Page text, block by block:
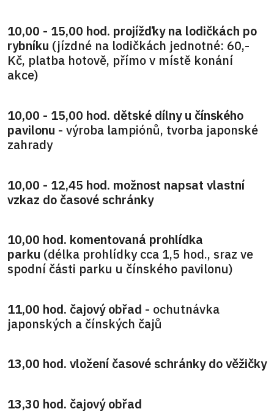
10,00 - 15,00 hod. projížďky na lodičkách po
rybníku (jízdné na lodičkách jednotné: 60,-
Kč, platba hotově, přímo v místě konání
akce)
10,00 - 15,00 hod. dětské dílny u čínského
pavilonu - výroba lampiónů, tvorba japonské
zahrady
10,00 - 12,45 hod. možnost napsat vlastní
vzkaz do časové schránky
10,00 hod. komentovaná prohlídka
parku (délka prohlídky cca 1,5 hod., sraz ve
spodní části parku u čínského pavilonu)
11,00 hod. čajový obřad - ochutnávka
japonských a čínských čajů
13,00 hod. vložení časové schránky do věžičky
13,30 hod. čajový obřad